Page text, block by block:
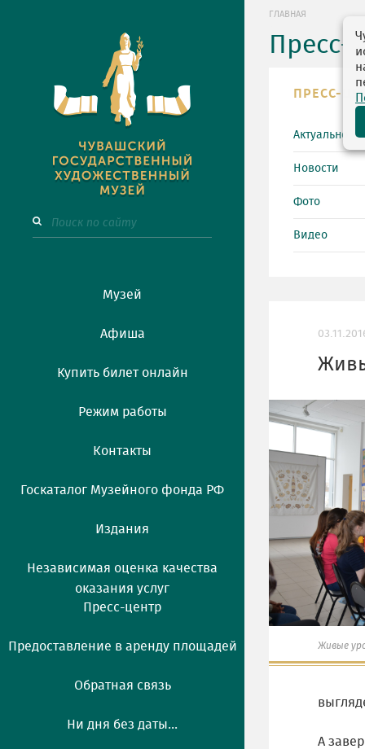
Музей
Афиша
Купить билет онлайн
Режим работы
Контакты
Госкаталог Музейного фонда РФ
Издания
Независимая оценка качества
оказания услуг
Пресс-центр
Предоставление в аренду площадей
Обратная связь
Ни дня без даты...
ГЛАВНАЯ
Пресс-
ПРЕСС-
Актуально
Новости
Фото
Видео
Живые
А